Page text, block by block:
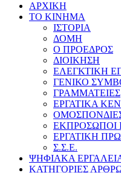
ΑΡΧΙΚΗ
ΤΟ ΚΙΝΗΜΑ
ΙΣΤΟΡΙΑ
ΔΟΜΗ
Ο ΠΡΟΕΔΡΟΣ
ΔΙΟΙΚΗΣΗ
ΕΛΕΓΚΤΙΚΗ
ΓΕΝΙΚΟ
ΓΡΑΜΜΑΤΕΙΕΣ
ΕΡΓΑΤΙΚΑ
ΕΚΠΡΟΣΩΠΟΙ
ΕΡΓΑΤΙΚΗ
Σ.Σ.Ε.
ΨΗΦΙΑΚΑ
ΚΑΤΗΓΟΡΙΕΣ